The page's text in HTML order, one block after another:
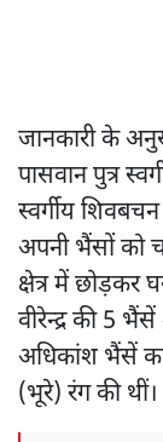
जानकारी के
पासवान पुत्र
स्वर्गीय
अपनी भैंसों को
क्षेत्र में
वीरेन्द्र की 5
अधिकांश भैंसें
(भूरे) रंग की थीं।